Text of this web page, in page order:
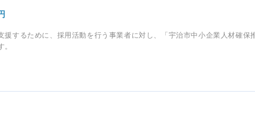
援するために、採用活動を行う事業者に対し、「宇治市中小企業人材確保